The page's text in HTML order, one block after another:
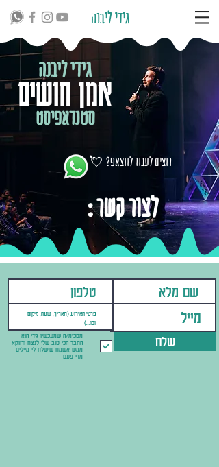
גידי ליבנה
אמן חושים
סטנדאפיסט
גידי ליבנה
רוצים לעבור לווצאפ? 💘
לצור קשר :
מסכימ/ה שמעכשיו גידי הוא
החבר הכי טוב שלי לנצח ודווקא
ממש אשמח שישלח לי מיילים
מדי פעם
שלח